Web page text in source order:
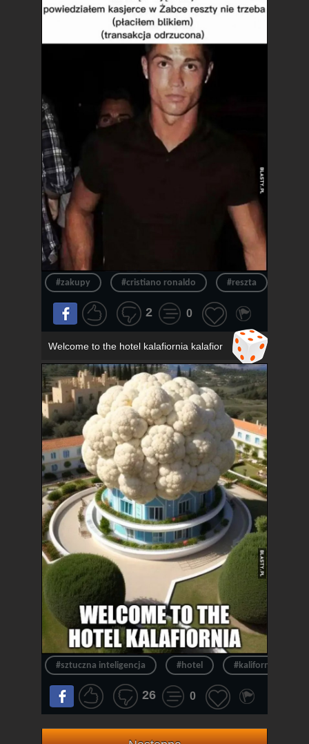
#zakupy #cristiano ronaldo #reszta
2 0
Welcome to the hotel kalafiornia kalafior
#sztuczna inteligencja #hotel #kalifornia
26 0